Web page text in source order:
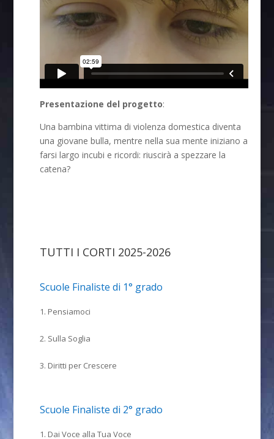
Presentazione del progetto:
Una bambina vittima di violenza domestica diventa
una giovane bulla, mentre nella sua mente iniziano a
farsi largo incubi e ricordi: riuscirà a spezzare la
catena?
TUTTI I CORTI 2025-2026
Scuole Finaliste di 1° grado
1. Pensiamoci
2. Sulla Soglia
3. Diritti per Crescere
Scuole Finaliste di 2° grado
1. Dai Voce alla Tua Voce